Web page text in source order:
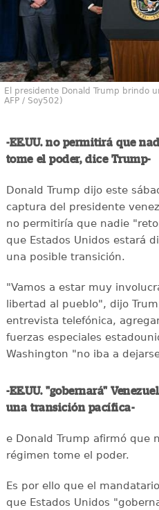
El presidente Donald Trump brindo
AFP / Soy502)
-EE.UU. no permitirá que
tome el poder, dice Trump-
Donald Trump dijo este
captura del presidente
no permitiría que nadie
que Estados Unidos estará
una posible transición.
"Vamos a estar muy
libertad al pueblo", dijo
entrevista telefónica,
fuerzas especiales
Washington "no iba a
-EE.UU. "gobernará"
una transición pacífica-
e Donald Trump afirmó que
régimen tome el poder.
Es por ello que el
que Estados Unidos